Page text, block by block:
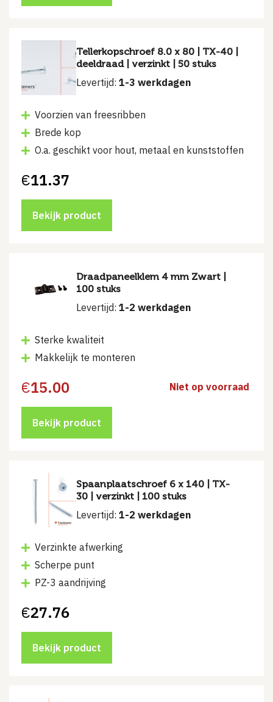
Tellerkopschroef 8.0 x 80 | TX-40 |
deeldraad | verzinkt | 50 stuks
Levertijd: 1-3 werkdagen
Voorzien van freesribben
Brede kop
O.a. geschikt voor hout, metaal en kunststoffen
€11.37
Bekijk product
Draadpaneelklem 4 mm Zwart |
100 stuks
Levertijd: 1-2 werkdagen
Sterke kwaliteit
Makkelijk te monteren
€15.00 Niet op voorraad
Bekijk product
Spaanplaatschroef 6 x 140 | TX-
30 | verzinkt | 100 stuks
Levertijd: 1-2 werkdagen
Verzinkte afwerking
Scherpe punt
PZ-3 aandrijving
€27.76
Bekijk product